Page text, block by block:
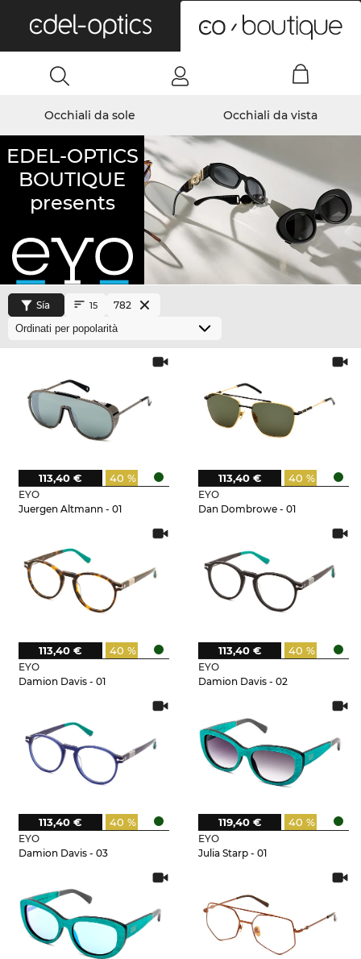
Occhiali da sole Occhiali da vista
EDEL-OPTICS
BOUTIQUE
presents
Sía 15 782
EYO
Juergen Altmann - 01
40 %
113,40 €
EYO
Dan Dombrowe - 01
40 %
113,40 €
EYO
Damion Davis - 01
40 %
113,40 €
EYO
Damion Davis - 02
40 %
113,40 €
EYO
Damion Davis - 03
40 %
113,40 €
EYO
Julia Starp - 01
40 %
119,40 €